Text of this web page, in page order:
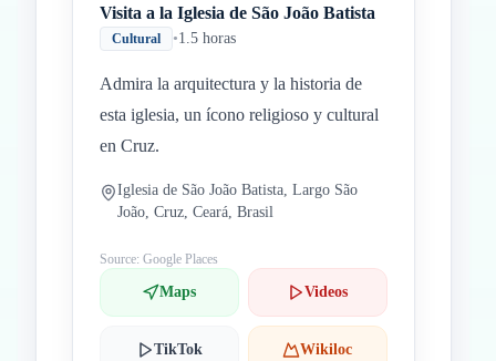
Visita a la Iglesia de São João Batista
Cultural •1.5 horas
Admira la arquitectura y la historia de
esta iglesia, un ícono religioso y cultural
en Cruz.
Iglesia de São João Batista, Largo São
João, Cruz, Ceará, Brasil
Source: Google Places
Maps Videos
TikTok Wikiloc